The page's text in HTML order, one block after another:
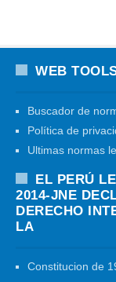
WEB
Buscador de
Política de
Ultimas normas
EL PERÚ
2014-JNE
DERECHO
LA
Constitucion de